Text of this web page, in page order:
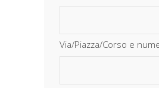
Via/Piazza/Corso e